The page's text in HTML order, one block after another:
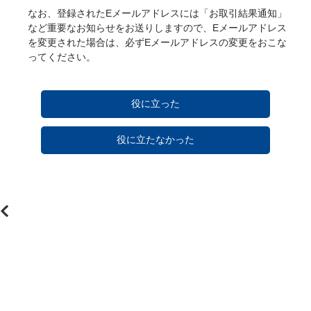
なお、登録されたEメールアドレスには「お取引結果通知」
など重要なお知らせをお送りしますので、Eメールアドレス
を変更された場合は、必ずEメールアドレスの変更をおこな
ってください。
役に立った
役に立たなかった